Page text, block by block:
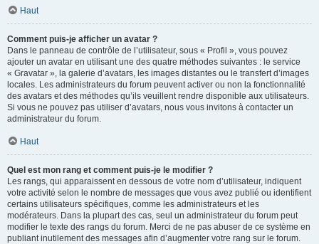
Haut
Comment puis-je afficher un avatar ?
Dans le panneau de contrôle de l’utilisateur, sous « Profil », vous pouvez
ajouter un avatar en utilisant une des quatre méthodes suivantes : le service
« Gravatar », la galerie d’avatars, les images distantes ou le transfert d’images
locales. Les administrateurs du forum peuvent activer ou non la fonctionnalité
des avatars et des méthodes qu’ils veuillent rendre disponible aux utilisateurs.
Si vous ne pouvez pas utiliser d’avatars, nous vous invitons à contacter un
administrateur du forum.
Haut
Quel est mon rang et comment puis-je le modifier ?
Les rangs, qui apparaissent en dessous de votre nom d’utilisateur, indiquent
votre activité selon le nombre de messages que vous avez publié ou identifient
certains utilisateurs spécifiques, comme les administrateurs et les
modérateurs. Dans la plupart des cas, seul un administrateur du forum peut
modifier le texte des rangs du forum. Merci de ne pas abuser de ce système en
publiant inutilement des messages afin d’augmenter votre rang sur le forum.